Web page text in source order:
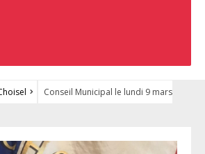
Conseil Municipal le lundi 9 mars